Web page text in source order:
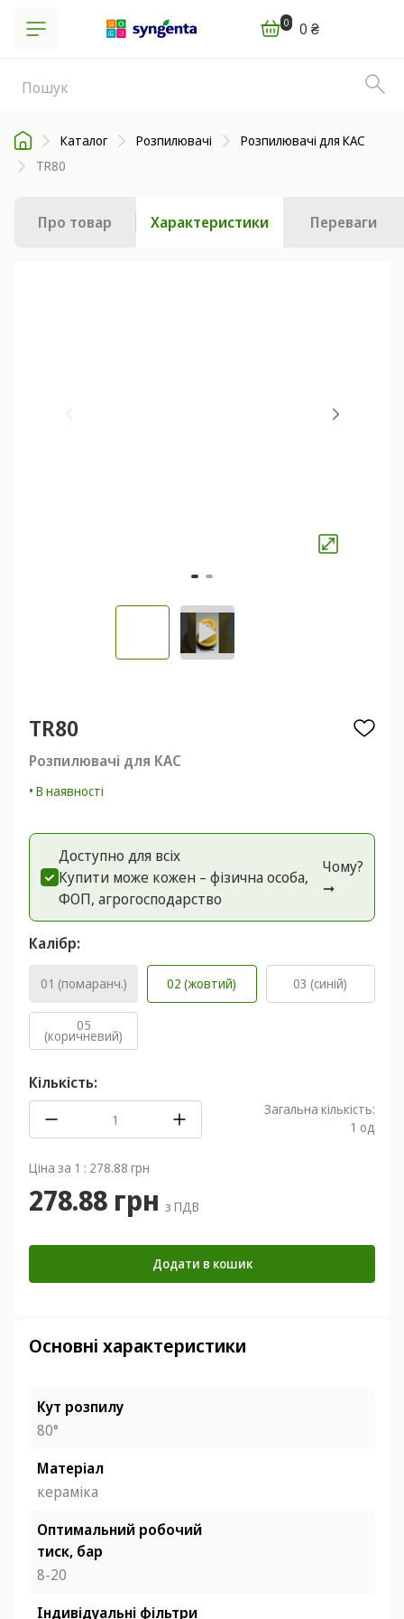
0 0 ₴
Каталог Розпилювачі
Розпилювачі для КАС
TR80
Про товар Характеристики Переваги
TR80
Розпилювачі для КАС
• В наявності
Доступно для всіх
Купити може кожен – фізична особа,
ФОП, агрогоспoдарство
Чому?
➞
Калібр:
01 (помаранч.) 02 (жовтий) 03 (синій)
05
(коричневий)
Кількість:
Загальна кількість:
1 од
Ціна за 1 : 278.88 грн
278.88 грн з ПДВ
Додати в кошик
Основні характеристики
Кут розпилу
80°
Матеріал
кераміка
Оптимальний робочий
тиск, бар
8-20
Індивідуальні фільтри